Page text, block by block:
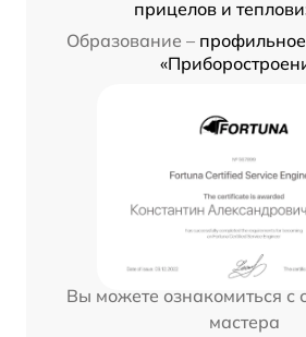
прицелов и
Образование –
Вы можете ознакомиться с
мастера